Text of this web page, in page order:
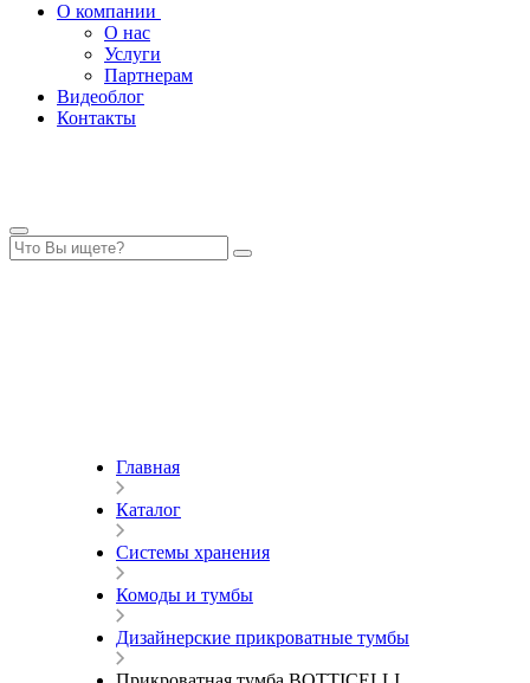
О компании
О нас
Услуги
Партнерам
Видеоблог
Контакты
Главная
Каталог
Системы хранения
Комоды и тумбы
Дизайнерские прикроватные тумбы